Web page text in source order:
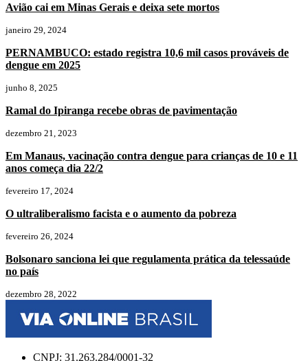
Avião cai em Minas Gerais e deixa sete mortos
janeiro 29, 2024
PERNAMBUCO: estado registra 10,6 mil casos prováveis de
dengue em 2025
junho 8, 2025
Ramal do Ipiranga recebe obras de pavimentação
dezembro 21, 2023
Em Manaus, vacinação contra dengue para crianças de 10 e 11
anos começa dia 22/2
fevereiro 17, 2024
O ultraliberalismo facista e o aumento da pobreza
fevereiro 26, 2024
Bolsonaro sanciona lei que regulamenta prática da telessaúde
no país
dezembro 28, 2022
CNPJ: 31.263.284/0001-32